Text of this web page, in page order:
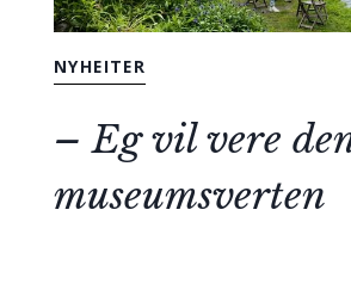
NYHEITER
– Eg vil vere
museumsverten